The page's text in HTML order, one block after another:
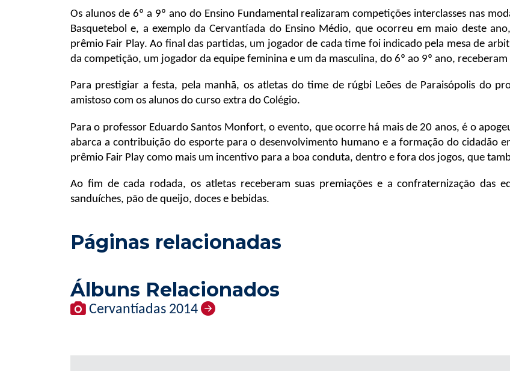
Os alunos de 6º a 9º ano do Ensino Fundamental realizaram competições interclasses nas
Basquetebol e, a exemplo da Cervantíada do Ensino Médio, que ocorreu em maio deste
prêmio Fair Play. Ao final das partidas, um jogador de cada time foi indicado pela mesa de
da competição, um jogador da equipe feminina e um da masculina, do 6º ao 9º ano,
Para prestigiar a festa, pela manhã, os atletas do time de rúgbi Leões de Paraisópolis do
amistoso com os alunos do curso extra do Colégio.
Para o professor Eduardo Santos Monfort, o evento, que ocorre há mais de 20 anos, é o
abarca a contribuição do esporte para o desenvolvimento humano e a formação do cidadão
prêmio Fair Play como mais um incentivo para a boa conduta, dentro e fora dos jogos, que
Ao fim de cada rodada, os atletas receberam suas premiações e a confraternização das
sanduíches, pão de queijo, doces e bebidas.
Páginas relacionadas
Álbuns Relacionados
Cervantíadas 2014